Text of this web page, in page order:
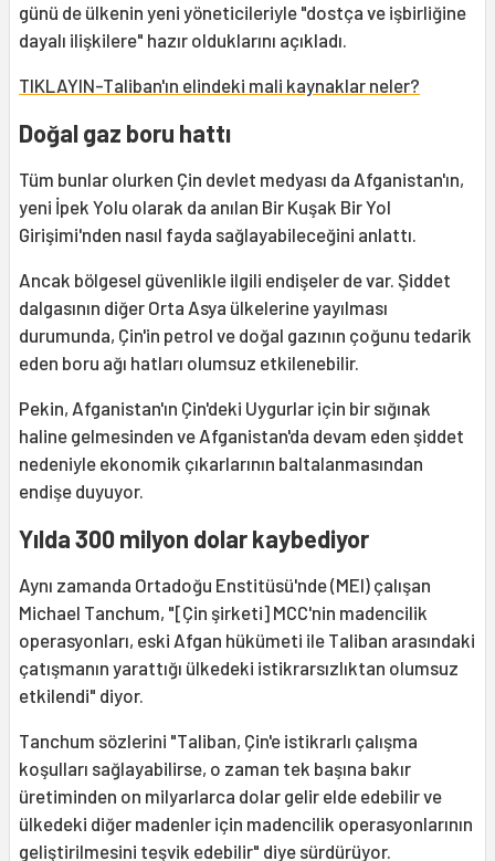
günü de ülkenin yeni yöneticileriyle "dostça ve işbirliğine
dayalı ilişkilere" hazır olduklarını açıkladı.
TIKLAYIN-Taliban'ın elindeki mali kaynaklar neler?
Doğal gaz boru hattı
Tüm bunlar olurken Çin devlet medyası da Afganistan'ın,
yeni İpek Yolu olarak da anılan Bir Kuşak Bir Yol
Girişimi'nden nasıl fayda sağlayabileceğini anlattı.
Ancak bölgesel güvenlikle ilgili endişeler de var. Şiddet
dalgasının diğer Orta Asya ülkelerine yayılması
durumunda, Çin'in petrol ve doğal gazının çoğunu tedarik
eden boru ağı hatları olumsuz etkilenebilir.
Pekin, Afganistan'ın Çin'deki Uygurlar için bir sığınak
haline gelmesinden ve Afganistan'da devam eden şiddet
nedeniyle ekonomik çıkarlarının baltalanmasından
endişe duyuyor.
Yılda 300 milyon dolar kaybediyor
Aynı zamanda Ortadoğu Enstitüsü'nde (MEI) çalışan
Michael Tanchum, "[Çin şirketi] MCC'nin madencilik
operasyonları, eski Afgan hükümeti ile Taliban arasındaki
çatışmanın yarattığı ülkedeki istikrarsızlıktan olumsuz
etkilendi" diyor.
Tanchum sözlerini "Taliban, Çin'e istikrarlı çalışma
koşulları sağlayabilirse, o zaman tek başına bakır
üretiminden on milyarlarca dolar gelir elde edebilir ve
ülkedeki diğer madenler için madencilik operasyonlarının
geliştirilmesini teşvik edebilir" diye sürdürüyor.